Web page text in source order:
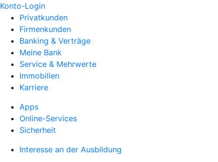
Konto-Login
Privatkunden
Firmenkunden
Banking & Verträge
Meine Bank
Service & Mehrwerte
Immobilien
Karriere
Apps
Online-Services
Sicherheit
Interesse an der Ausbildung